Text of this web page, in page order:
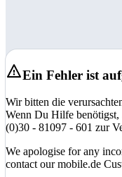
Ein Fehler ist
Wir bitten die
Wenn Du Hilfe benötigst,
(0)30 - 81097 - 601 zur
We apologise for any
contact our mobile.de